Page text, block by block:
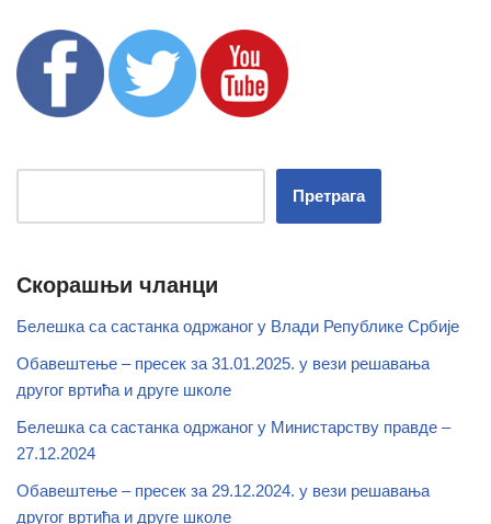
Претрага
Скорашњи чланци
Белешка са састанка одржаног у Влади Републике Србије
Обавештење – пресек за 31.01.2025. у вези решавања
другог вртића и друге школе
Белешка са састанка одржаног у Министарству правде –
27.12.2024
Обавештење – пресек за 29.12.2024. у вези решавања
другог вртића и друге школе